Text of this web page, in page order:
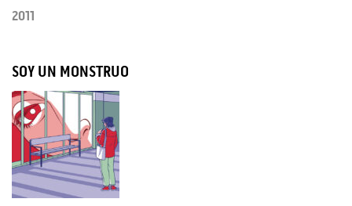
2011
SOY UN MONSTRUO